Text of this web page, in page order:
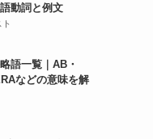
動詞と例文
語一覧｜AB・
などの意味を解